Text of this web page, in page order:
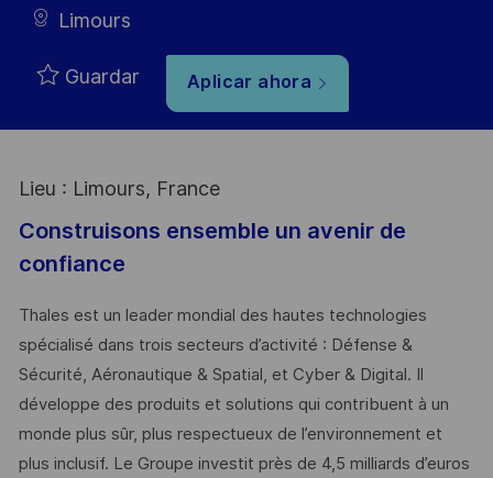
Limours
Guardar Aplicar ahora
Lieu : Limours, France
Construisons ensemble un avenir de
confiance
Thales est un leader mondial des hautes technologies
spécialisé dans trois secteurs d’activité : Défense &
Sécurité, Aéronautique & Spatial, et Cyber & Digital. Il
développe des produits et solutions qui contribuent à un
monde plus sûr, plus respectueux de l’environnement et
plus inclusif. Le Groupe investit près de 4,5 milliards d’euros